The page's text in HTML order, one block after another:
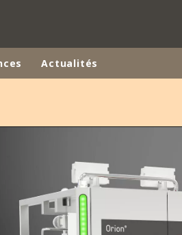
AQUAFLOW
BIOTHANE
ELGA
EVALED
Actualités